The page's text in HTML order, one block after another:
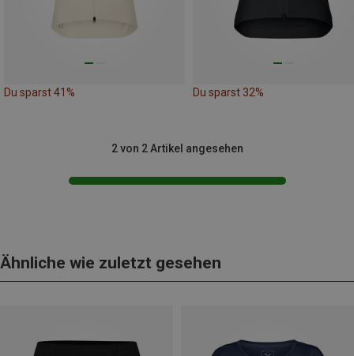
Du sparst 41% Du sparst 32%
2 von 2 Artikel angesehen
Ähnliche wie zuletzt gesehen